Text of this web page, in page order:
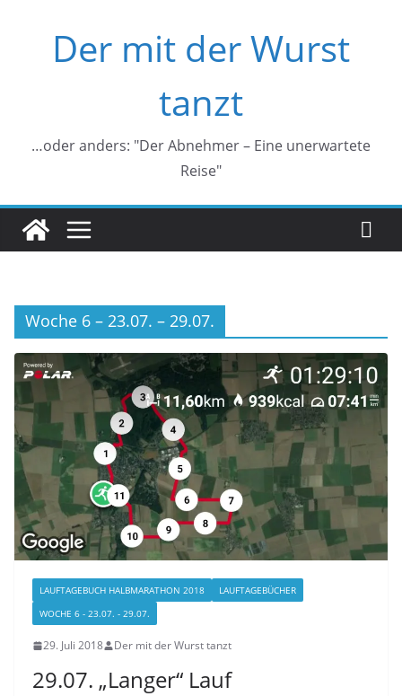
springenDer mit der Wurst
tanzt
…oder anders: "Der Abnehmer – Eine unerwartete
Reise"
Woche 6 – 23.07. – 29.07.
LAUFTAGEBUCH HALBMARATHON 2018
LAUFTAGEBÜCHER
WOCHE 6 - 23.07. - 29.07.
29. Juli 2018 Der mit der Wurst tanzt
29.07. „Langer“ Lauf